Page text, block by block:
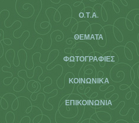
Ο.Τ.Α.
ΘΕΜΑΤΑ
ΦΩΤΟΓΡΑΦΊΕΣ
ΚΟΙΝΩΝΙΚΆ
ΕΠΙΚΟΙΝΩΝΊΑ